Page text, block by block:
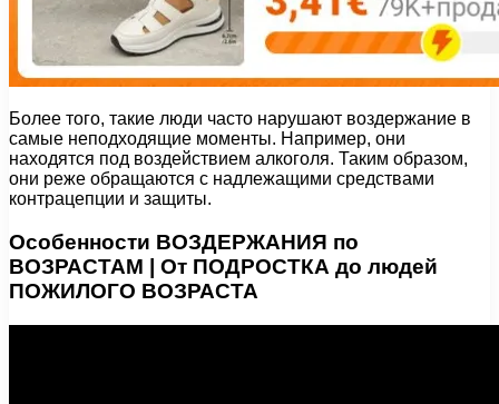
Более того, такие люди часто нарушают воздержание в
самые неподходящие моменты. Например, они
находятся под воздействием алкоголя. Таким образом,
они реже обращаются с надлежащими средствами
контрацепции и защиты.
Особенности ВОЗДЕРЖАНИЯ по
ВОЗРАСТАМ | От ПОДРОСТКА до людей
ПОЖИЛОГО ВОЗРАСТА